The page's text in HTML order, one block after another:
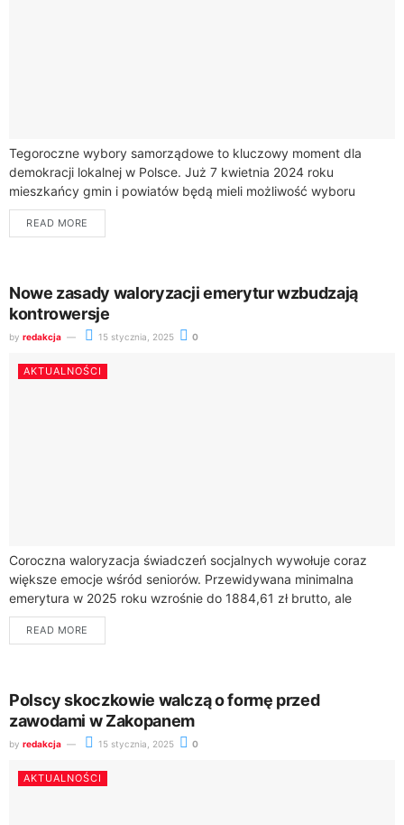
Tegoroczne wybory samorządowe to kluczowy moment dla
demokracji lokalnej w Polsce. Już 7 kwietnia 2024 roku
mieszkańcy gmin i powiatów będą mieli możliwość wyboru
swoich przedstawicieli do lokalnych władz.Zasady wyborów...
READ MORE
Nowe zasady waloryzacji emerytur wzbudzają
kontrowersje
by redakcja 15 stycznia, 2025 0
AKTUALNOŚCI
Coroczna waloryzacja świadczeń socjalnych wywołuje coraz
większe emocje wśród seniorów. Przewidywana minimalna
emerytura w 2025 roku wzrośnie do 1884,61 zł brutto, ale
zmiany w systemie waloryzacji budzą wiele pytań i...
READ MORE
Polscy skoczkowie walczą o formę przed
zawodami w Zakopanem
by redakcja 15 stycznia, 2025 0
AKTUALNOŚCI